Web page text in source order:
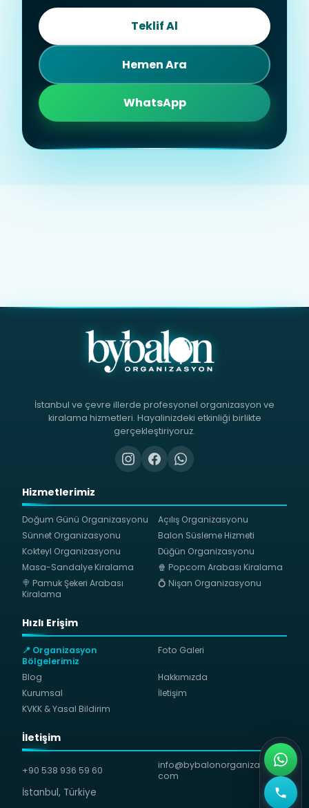
Teklif Al
Hemen Ara
WhatsApp
İstanbul ve çevre illerde profesyonel organizasyon ve
kiralama hizmetleri. Hayalinizdeki etkinliği birlikte
gerçekleştiriyoruz.
Hizmetlerimiz
Doğum Günü Organizasyonu
Açılış Organizasyonu
Sünnet Organizasyonu
Balon Süsleme Hizmeti
Kokteyl Organizasyonu
Düğün Organizasyonu
Masa-Sandalye Kiralama
🍿 Popcorn Arabası Kiralama
🍭 Pamuk Şekeri Arabası
Kiralama
💍 Nişan Organizasyonu
Hızlı Erişim
📍 Organizasyon
Bölgelerimiz
Foto Galeri
Blog
Hakkımızda
Kurumsal
İletişim
KVKK & Yasal Bildirim
İletişim
+90 538 936 59 60
info@bybalonorganizasyon.
com
İstanbul, Türkiye